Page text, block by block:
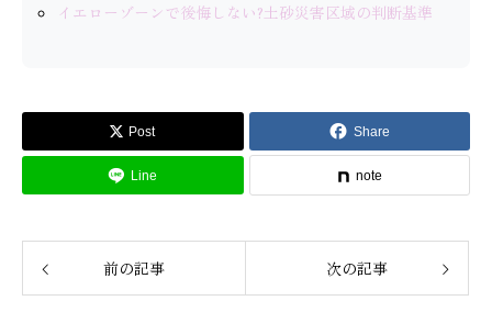
イエローゾーンで後悔しない?土砂災害区域の判断基準
Post Share
Line note
前の記事 次の記事